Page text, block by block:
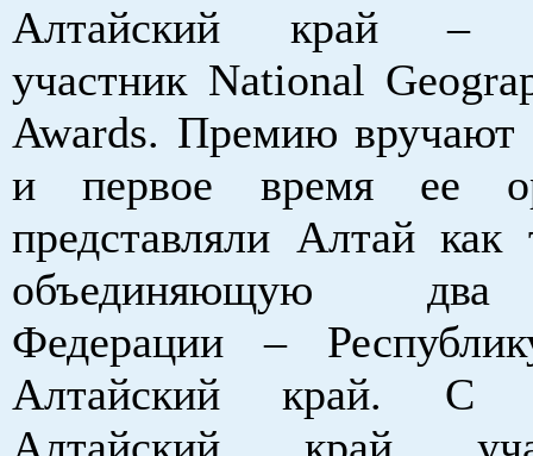
Алтайский край –
участник National
Awards. Премию вручают
и первое время ее
представляли Алтай как
объединяющую два
Федерации –
Алтайский край. С